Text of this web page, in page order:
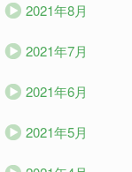
2021年8月
2021年7月
2021年6月
2021年5月